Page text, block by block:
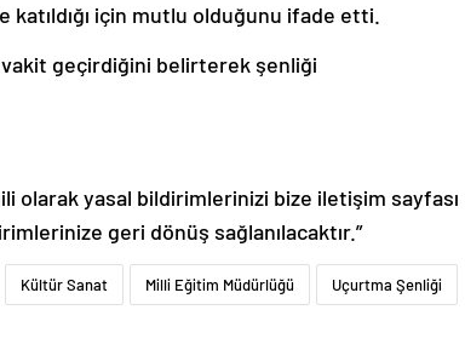
için mutlu olduğunu ifade etti.
geçirdiğini belirterek şenliği
olarak yasal bildirimlerinizi bize iletişim sayfası
geri dönüş sağlanılacaktır.”
Kültür Sanat Milli Eğitim Müdürlüğü Uçurtma Şenliği